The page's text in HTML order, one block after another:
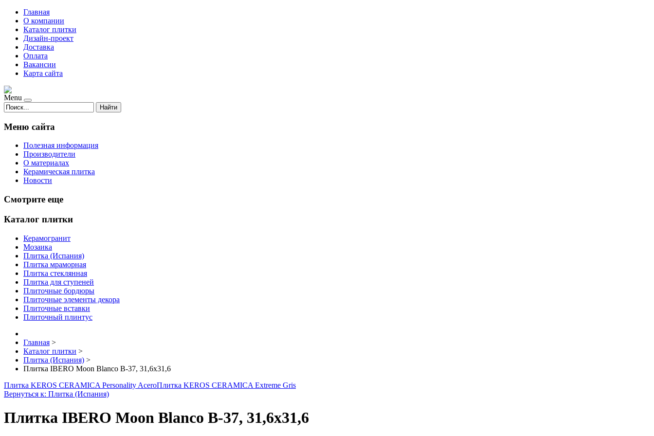
Главная
О компании
Каталог плитки
Дизайн-проект
Доставка
Оплата
Вакансии
Карта сайта
Menu
Найти
Меню сайта
Полезная информация
Производители
О материалах
Керамическая плитка
Новости
Смотрите еще
Каталог плитки
Керамогранит
Мозаика
Плитка (Испания)
Плитка мраморная
Плитка стеклянная
Плитка для ступеней
Плиточные бордюры
Плиточные элементы декора
Плиточные вставки
Плиточный плинтус
Главная >
Каталог плитки >
Плитка (Испания) >
Плитка IBERO Moon Blanco B-37, 31,6x31,6
Плитка KEROS CERAMICA Personality AceroПлитка KEROS CERAMICA Extreme Gris
Вернуться к: Плитка (Испания)
Плитка IBERO Moon Blanco B-37, 31,6x31,6